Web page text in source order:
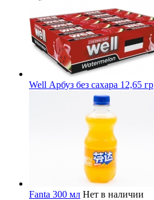
Well Арбуз без сахара 12,65 гр
Fanta 300 мл Нет в наличии